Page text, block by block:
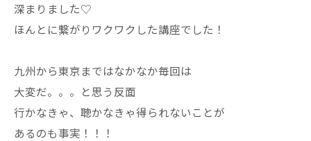
深まりました♡
ほんとに繋がりワクワクした講座でした！
九州から東京まではなかなか毎回は
大変だ。。。と思う反面
行かなきゃ、聴かなきゃ得られないことが
あるのも事実！！！